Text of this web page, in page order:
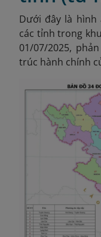
Dưới đây là hình
các tỉnh trong
01/07/2025,
trúc hành chính